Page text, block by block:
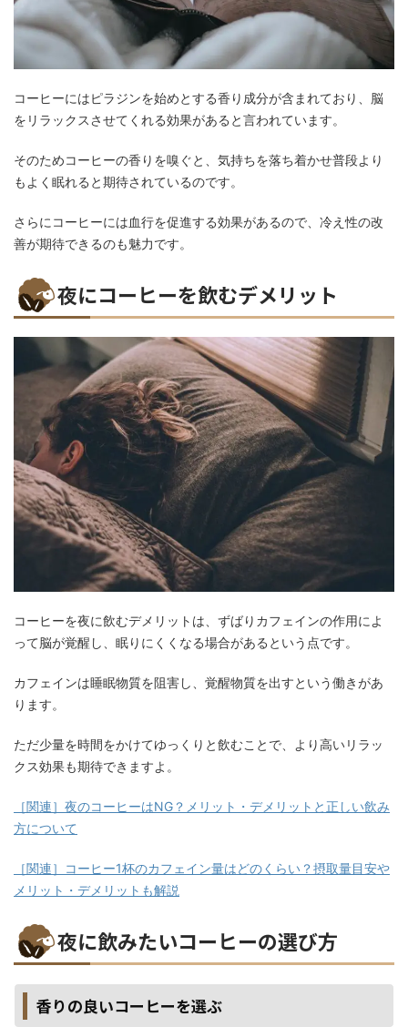
コーヒーにはピラジンを始めとする香り成分が含まれており、脳
をリラックスさせてくれる効果があると言われています。
そのためコーヒーの香りを嗅ぐと、気持ちを落ち着かせ普段より
もよく眠れると期待されているのです。
さらにコーヒーには血行を促進する効果があるので、冷え性の改
善が期待できるのも魅力です。
夜にコーヒーを飲むデメリット
コーヒーを夜に飲むデメリットは、ずばりカフェインの作用によ
って脳が覚醒し、眠りにくくなる場合があるという点です。
カフェインは睡眠物質を阻害し、覚醒物質を出すという働きがあ
ります。
ただ少量を時間をかけてゆっくりと飲むことで、より高いリラッ
クス効果も期待できますよ。
［関連］夜のコーヒーはNG？メリット・デメリットと正しい飲み
方について
［関連］コーヒー1杯のカフェイン量はどのくらい？摂取量目安や
メリット・デメリットも解説
夜に飲みたいコーヒーの選び方
香りの良いコーヒーを選ぶ